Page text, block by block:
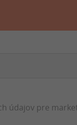
údajov pre